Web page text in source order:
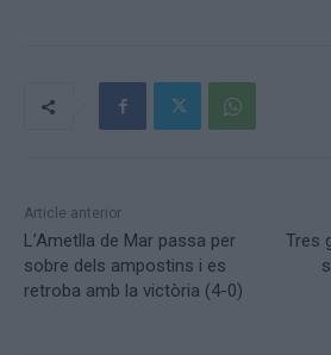
Article anterior
L’Ametlla de Mar passa per
sobre dels ampostins i es
retroba amb la victòria (4-0)
Tres